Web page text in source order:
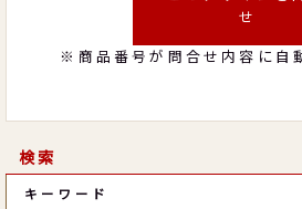
せ
※商品番号が問合せ内容に自
検索
キーワード